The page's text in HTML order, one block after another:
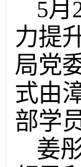
5月
力提
局党
式由
部学
姜